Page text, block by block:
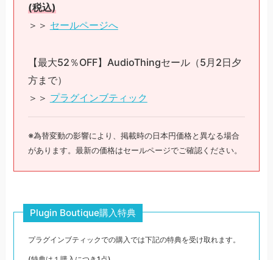
(税込)
＞＞ セールページへ
【最大52％OFF】AudioThingセール（5月2日夕
方まで）
＞＞ プラグインブティック
※為替変動の影響により、掲載時の日本円価格と異なる場合
があります。最新の価格はセールページでご確認ください。
Plugin Boutique購入特典
プラグインブティックでの購入では下記の特典を受け取れます。